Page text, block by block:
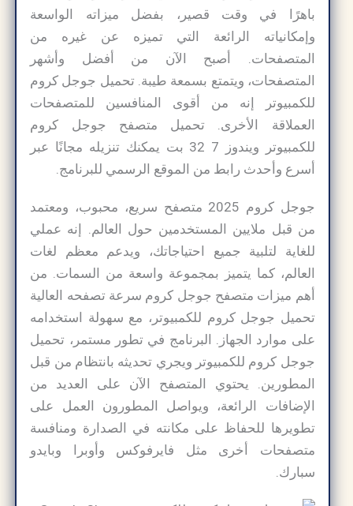
باهرًا في وقت قصير، بفضل ميزاته الواسعة
وإمكانياته الرائعة التي تميزه عن غيره من
المتصفحات. أصبح الآن من أفضل وأشهر
المتصفحات، ويتمتع بسمعة طيبة. تحميل جوجل كروم
للكمبيوتر إنه من أقوى المنافسين للمتصفحات
العملاقة الأخرى. تحميل متصفح جوجل كروم
للكمبيوتر ويندوز 7 32 بت يمكنك تنزيله مجانًا عبر
أسرع وأحدث رابط من الموقع الرسمي للبرنامج.
جوجل كروم 2025 متصفح سريع، محبوب، ومعتمد
من قبل ملايين المستخدمين حول العالم. إنه عملي
للغاية لتلبية جميع احتياجاتك، ويدعم معظم لغات
العالم، كما يتميز بمجموعة واسعة من السمات. من
أهم ميزات متصفح جوجل كروم سرعة تصفحه العالية
تحميل جوجل كروم للكمبيوتر، مع سهولة استخدامه
على موارد الجهاز. البرنامج في تطور مستمر، تحميل
جوجل كروم للكمبيوتر ويجري تحديثه بانتظام من قبل
المطورين. يحتوي المتصفح الآن على العديد من
الإضافات الرائعة، ويواصل المطورون العمل على
تطويرها للحفاظ على مكانته في الصدارة ومنافسة
متصفحات أخرى مثل فايرفوكس وأوبرا وبايدو
سبارك.